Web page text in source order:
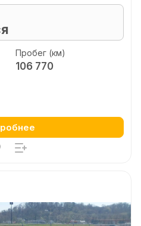
Пробег (км)
106 770